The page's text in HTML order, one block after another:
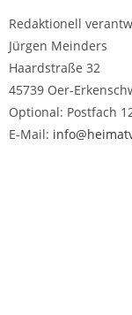
Redaktionell
Jürgen Meinders
Haardstraße 32
45739 Oer-
Optional: Postfach
E-Mail: